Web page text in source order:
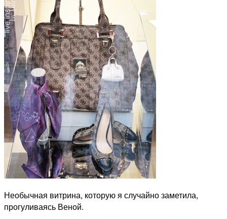
Необычная витрина, которую я случайно заметила,
прогуливаясь Веной.